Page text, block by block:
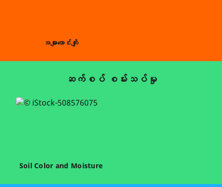
အများကောင်းကျိုး
ဆက်စပ် စမ်းသပ်မှု
Soil Color and Moisture